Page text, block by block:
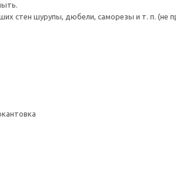
стен шурупы, дюбели, саморезы и т. п. (не